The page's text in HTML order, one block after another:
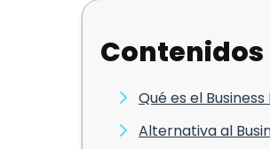
Qué es el
Alternativa al